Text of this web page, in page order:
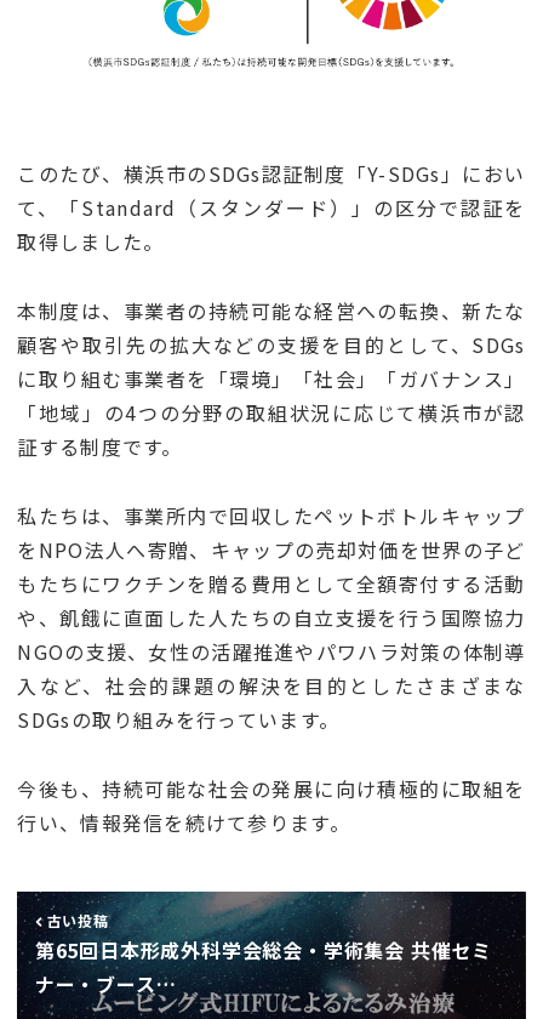
このたび、横浜市のSDGs認証制度「Y-SDGs」におい
て、「Standard（スタンダード）」の区分で認証を
取得しました。
本制度は、事業者の持続可能な経営への転換、新たな
顧客や取引先の拡大などの支援を目的として、SDGs
に取り組む事業者を「環境」「社会」「ガバナンス」
「地域」の4つの分野の取組状況に応じて横浜市が認
証する制度です。
私たちは、事業所内で回収したペットボトルキャップ
をNPO法人へ寄贈、キャップの売却対価を世界の子ど
もたちにワクチンを贈る費用として全額寄付する活動
や、飢餓に直面した人たちの自立支援を行う国際協力
NGOの支援、女性の活躍推進やパワハラ対策の体制導
入など、社会的課題の解決を目的としたさまざまな
SDGsの取り組みを行っています。
今後も、持続可能な社会の発展に向け積極的に取組を
行い、情報発信を続けて参ります。
古い投稿
第65回日本形成外科学会総会・学術集会 共催セミ
ナー・ブース…